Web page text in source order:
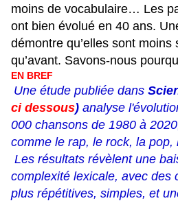
moins de vocabulaire… Les
ont bien évolué en 40 ans.
démontre qu’elles sont moins
qu’avant. Savons-nous
EN BREF
Une étude publiée dans
ci dessous) analyse
000 chansons de 1980 à
comme le rap, le rock, la pop,
Les résultats révèlent une
complexité lexicale, avec des
plus répétitives, simples, et